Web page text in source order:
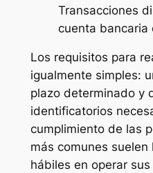
Transacciones
cuenta bancaria
Los requisitos para
igualmente simples:
plazo determinado y
identificatorios
cumplimiento de las
más comunes
hábiles en operar